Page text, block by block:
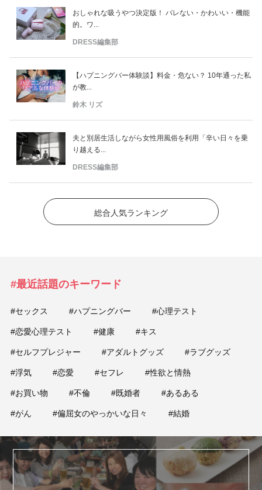
おしゃれな吸うやつ決定版！ バレない・かわいい・機能
的。ワ...
DRESS編集部
【ハプニングバー体験談】料金・危ない？ 10年通った私
が教...
鈴木 リズ
夫と別居生活しながら女性用風俗を利用「辛い日々を乗
り越える...
DRESS編集部
総合人気ランキング
#最近話題のキーワード
#セックス #ハプニングバー #心理テスト
#恋愛心理テスト #健康 #キス
#セルフプレジャー #アダルトグッズ #ラブグッズ
#浮気 #恋愛 #セフレ #性欲と情熱
#お買い物 #不倫 #既婚者 #あるある
#がん #偏屈女のやっかいな日々 #結婚